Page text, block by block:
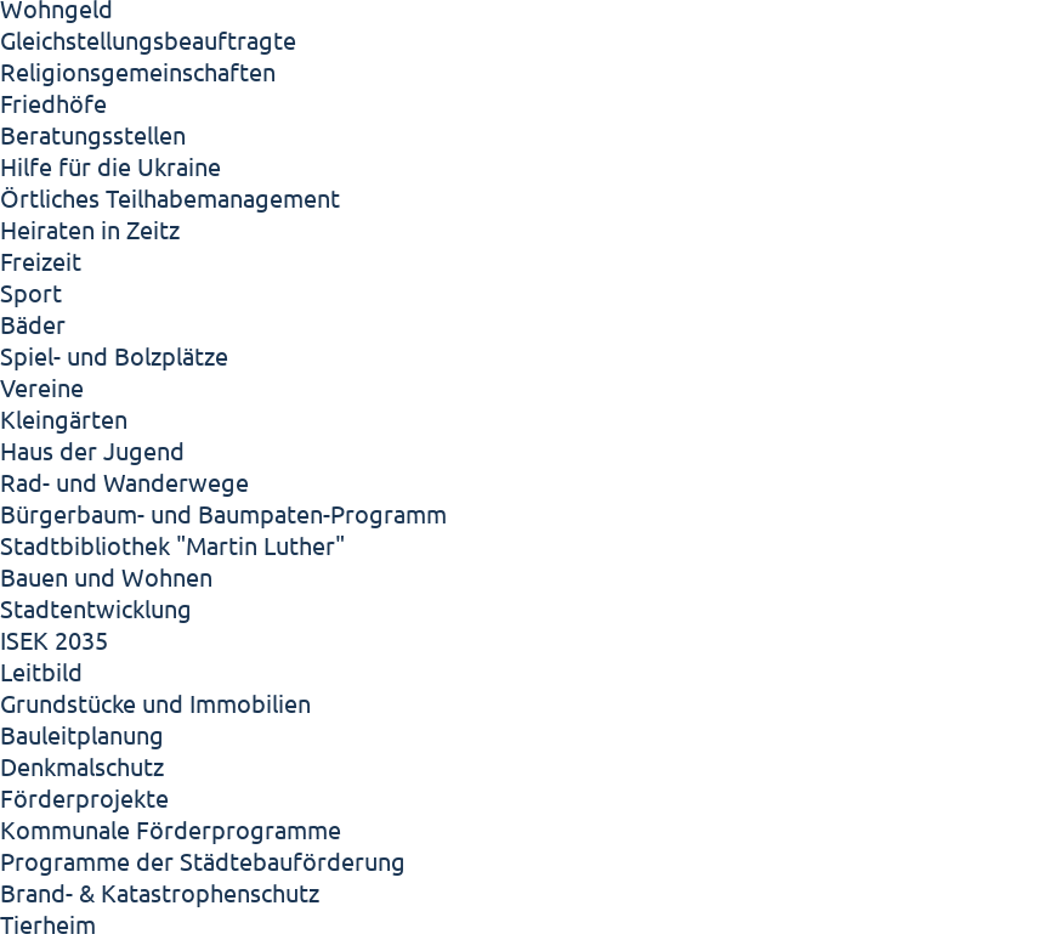
Wohngeld
Gleichstellungsbeauftragte
Religionsgemeinschaften
Friedhöfe
Beratungsstellen
Hilfe für die Ukraine
Örtliches Teilhabemanagement
Heiraten in Zeitz
Freizeit
Sport
Bäder
Spiel- und Bolzplätze
Vereine
Kleingärten
Haus der Jugend
Rad- und Wanderwege
Bürgerbaum- und Baumpaten-Programm
Stadtbibliothek "Martin Luther"
Bauen und Wohnen
Stadtentwicklung
ISEK 2035
Leitbild
Grundstücke und Immobilien
Bauleitplanung
Denkmalschutz
Förderprojekte
Kommunale Förderprogramme
Programme der Städtebauförderung
Brand- & Katastrophenschutz
Tierheim